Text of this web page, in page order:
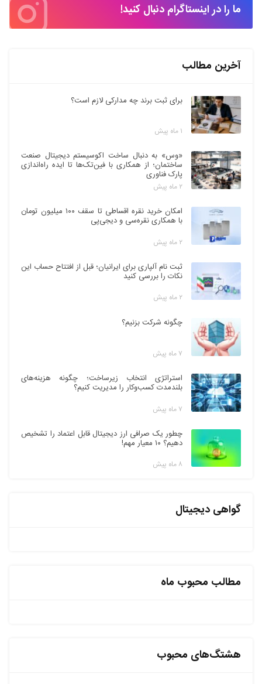
ما را در اینستاگرام دنبال کنید!
آخرین مطالب
برای ثبت برند چه مدارکی لازم است؟
۱ ماه پیش
«وس» به دنبال ساخت اکوسیستم دیجیتال صنعت
ساختمان؛ از همکاری با فین‌تک‌ها تا ایده راه‌اندازی
پارک فناوری
۲ ماه پیش
امکان خرید نقره اقساطی تا سقف ۱۰۰ میلیون تومان
با همکاری نقره‌سی و دیجی‌پی
۲ ماه پیش
ثبت نام آلپاری برای ایرانیان؛ قبل از افتتاح حساب این
نکات را بررسی کنید
۲ ماه پیش
چگونه شرکت بزنیم؟
۷ ماه پیش
استراتژی انتخاب زیرساخت؛ چگونه هزینه‌های
بلندمدت کسب‌وکار را مدیریت کنیم؟
۷ ماه پیش
چطور یک صرافی ارز دیجیتال قابل اعتماد را تشخیص
دهیم؟ ۱۰ معیار مهم!
۸ ماه پیش
گواهی دیجیتال
مطالب محبوب ماه
هشتگ‌های محبوب